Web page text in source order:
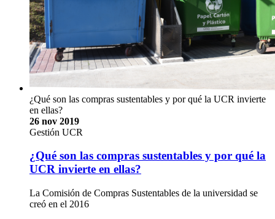
¿Qué son las compras sustentables y por qué la UCR invierte
en ellas?
26 nov 2019
Gestión UCR
¿Qué son las compras sustentables y por qué la
UCR invierte en ellas?
La Comisión de Compras Sustentables de la universidad se
creó en el 2016